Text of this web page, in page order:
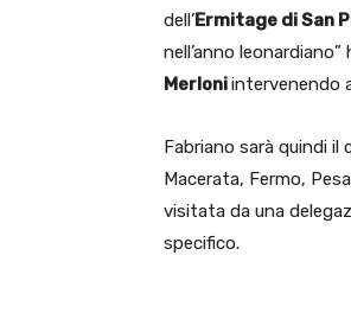
dell’Ermitage di San
nell’anno
Merloniintervenendo
Fabriano sarà quindi
Macerata, Fermo,
visitata da una
specifico.